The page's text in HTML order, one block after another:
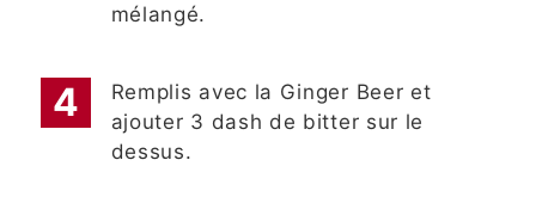
mélangé.
Remplis avec la Ginger Beer et
ajouter 3 dash de bitter sur le
dessus.